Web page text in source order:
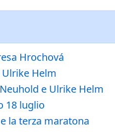
Hrochová
Helm
e Ulrike Helm
18 luglio
la terza maratona